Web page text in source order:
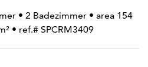
• 2 Badezimmer • area 154
• ref.# SPCRM3409